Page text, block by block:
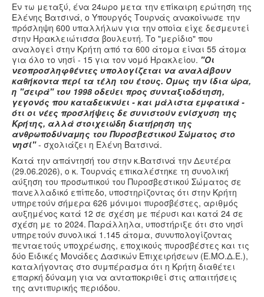
Εν τω μεταξύ, ένα 24ωρο μετα την επίκαιρη ερώτηση της
Ελένης Βατσινά, ο Υπουργός Τουρνάς ανακοίνωσε την
πρόσληψη 600 υπαλλήλων για την οποία είχε δεσμευτεί
στην Ηρακλειώτισσα βουλευτή. Το "μερίδιο" που
αναλογεί στην Κρήτη από τα 600 άτομα είναι 55 άτομα
για όλο το νησί - 15 για τον νομό Ηρακλείου. "Οι
νεοπροσληφθέντες υπολογίζεται να αναλάβουν
καθήκοντα περί τα τέλη του έτους. Όμως την ίδια ώρα,
η "σειρά" του 1998 οδεύει προς συνταξιοδότηση,
γεγονός που καταδεικνύει - και μάλιστα εμφατικά -
ότι οι νέες προσλήψεις δε συνιστούν ενίσχυση της
Κρήτης, αλλά στοιχειώδη διατήρηση της
ανθρωποδύναμης του Πυροσβεστικού Σώματος στο
νησί"- σχολιάζει η Ελένη Βατσινά.
Κατά την απάντησή του στην κ.Βατσινά την Δευτέρα
(29.06.2026), ο κ. Τουρνάς επικαλέστηκε τη συνολική
αύξηση του προσωπικού του Πυροσβεστικού Σώματος σε
πανελλαδικό επίπεδο, υποστηρίζοντας ότι στην Κρήτη
υπηρετούν σήμερα 626 μόνιμοι πυροσβέστες, αριθμός
αυξημένος κατά 12 σε σχέση με πέρυσι και κατά 24 σε
σχέση με το 2024. Παράλληλα, υποστήριξε ότι στο νησί
υπηρετούν συνολικά 1.145 άτομα, συνυπολογίζοντας
πενταετούς υποχρέωσης, εποχικούς πυροσβέστες και τις
δύο Ειδικές Μονάδες Δασικών Επιχειρήσεων (Ε.ΜΟ.Δ.Ε.),
καταλήγοντας στο συμπέρασμα ότι η Κρήτη διαθέτει
επαρκή δύναμη για να ανταποκριθεί στις απαιτήσεις
της αντιπυρικής περιόδου.